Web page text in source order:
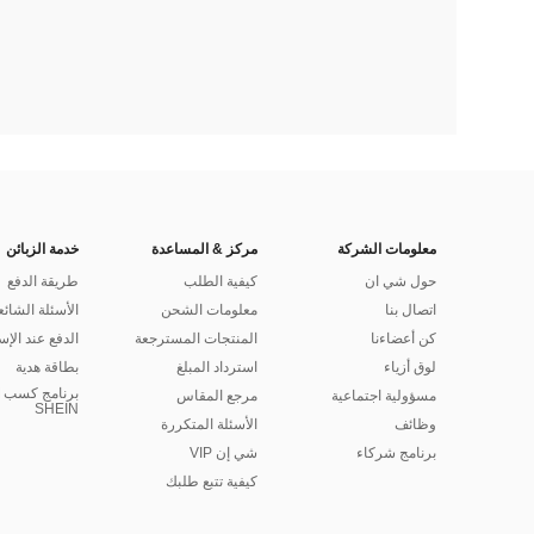
معلومات الشركة
حول شي ان
اتصال بنا
كن أعضاءنا
لوق أزياء
مسؤولية اجتماعية
وظائف
برنامج شركاء
مركز & المساعدة
كيفية الطلب
معلومات الشحن
المنتجات المسترجعة
استرداد المبلغ
مرجع المقاس
الأسئلة المتكررة
شي إن VIP
كيفية تتبع طلبك
خدمة الزبائن
طريقة الدفع
الأسئلة
الدفع عند
بطاقة هدية
برنامج كسب
SHEIN